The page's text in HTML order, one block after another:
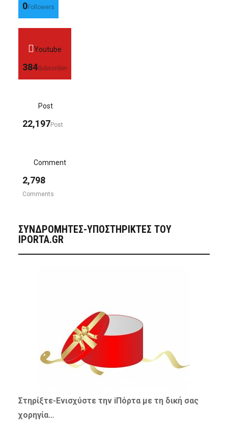
0Followers
Youtube
384Subscriber
Post
22,197Post
Comment
2,798
Comments
ΣΥΝΔΡΟΜΗΤΈΣ-ΥΠΟΣΤΗΡΙΚΤΈΣ ΤΟΥ
IPORTA.GR
Στηρίξτε-Ενισχύστετην iΠόρτα με τη δική σας
χορηγία…